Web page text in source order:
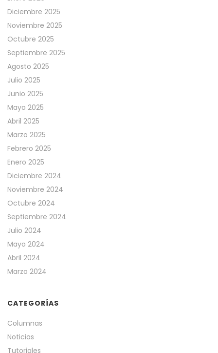
Diciembre 2025
Noviembre 2025
Octubre 2025
Septiembre 2025
Agosto 2025
Julio 2025
Junio 2025
Mayo 2025
Abril 2025
Marzo 2025
Febrero 2025
Enero 2025
Diciembre 2024
Noviembre 2024
Octubre 2024
Septiembre 2024
Julio 2024
Mayo 2024
Abril 2024
Marzo 2024
CATEGORÍAS
Columnas
Noticias
Tutoriales